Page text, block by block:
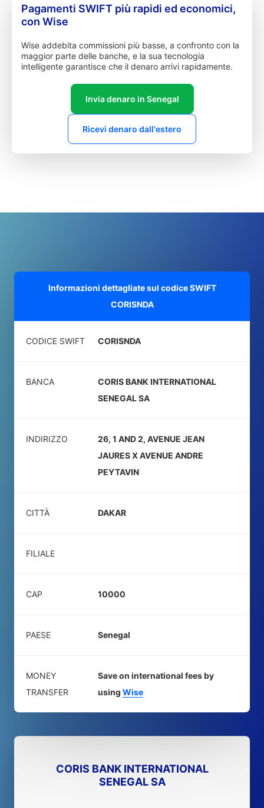
Pagamenti SWIFT più rapidi ed economici,
con Wise
Wise addebita commissioni più basse, a confronto con la
maggior parte delle banche, e la sua tecnologia
intelligente garantisce che il denaro arrivi rapidamente.
Invia denaro in Senegal
Ricevi denaro dall'estero
Informazioni dettagliate sul codice SWIFT
CORISNDA
CODICE SWIFT CORISNDA
BANCA
CORIS BANK INTERNATIONAL
SENEGAL SA
INDIRIZZO
26, 1 AND 2, AVENUE JEAN
JAURES X AVENUE ANDRE
PEYTAVIN
CITTÀ DAKAR
FILIALE
CAP 10000
PAESE Senegal
MONEY
TRANSFER
Save on international fees by
using Wise
CORIS BANK INTERNATIONAL
SENEGAL SA